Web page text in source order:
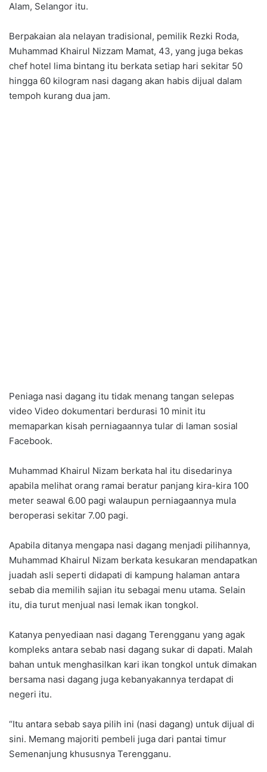
Alam, Selangor itu.
Berpakaian ala nelayan tradisional, pemilik Rezki Roda,
Muhammad Khairul Nizzam Mamat, 43, yang juga bekas
chef hotel lima bintang itu berkata setiap hari sekitar 50
hingga 60 kilogram nasi dagang akan habis dijual dalam
tempoh kurang dua jam.
Peniaga nasi dagang itu tidak menang tangan selepas
video Video dokumentari berdurasi 10 minit itu
memaparkan kisah perniagaannya tular di laman sosial
Facebook.
Muhammad Khairul Nizam berkata hal itu disedarinya
apabila melihat orang ramai beratur panjang kira-kira 100
meter seawal 6.00 pagi walaupun perniagaannya mula
beroperasi sekitar 7.00 pagi.
Apabila ditanya mengapa nasi dagang menjadi pilihannya,
Muhammad Khairul Nizam berkata kesukaran mendapatkan
juadah asli seperti didapati di kampung halaman antara
sebab dia memilih sajian itu sebagai menu utama. Selain
itu, dia turut menjual nasi lemak ikan tongkol.
Katanya penyediaan nasi dagang Terengganu yang agak
kompleks antara sebab nasi dagang sukar di dapati. Malah
bahan untuk menghasilkan kari ikan tongkol untuk dimakan
bersama nasi dagang juga kebanyakannya terdapat di
negeri itu.
“Itu antara sebab saya pilih ini (nasi dagang) untuk dijual di
sini. Memang majoriti pembeli juga dari pantai timur
Semenanjung khususnya Terengganu.